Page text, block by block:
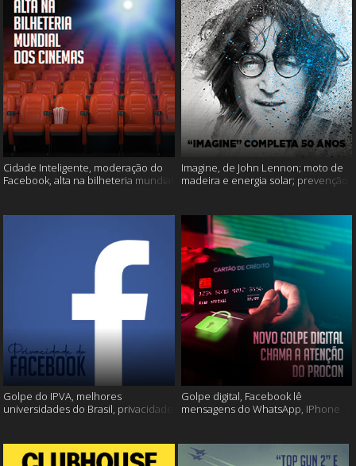
Cidade Inteligente, moderação do
Facebook, alta na bilheteria mundial
Imagine, de John Lennon; moto de
madeira e energia solar; prevenção
Golpe do IPVA, melhores
universidades do Brasil, privacidade
Golpe digital, Facebook lê
mensagens do WhatsApp, IPhone